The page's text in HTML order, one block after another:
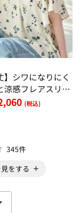
】シワになりにく
涼感フレアスリー
(税込)
345件
をする